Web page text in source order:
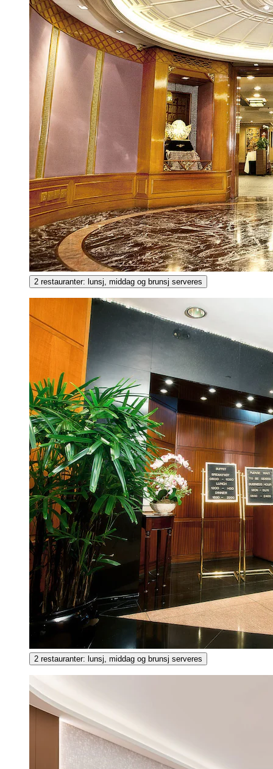
2 restauranter: lunsj, middag og brunsj serveres
2 restauranter: lunsj, middag og brunsj serveres